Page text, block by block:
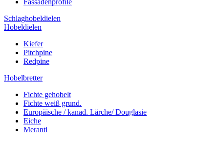
Fassadenprofile
Schlaghobeldielen
Hobeldielen
Kiefer
Pitchpine
Redpine
Hobelbretter
Fichte gehobelt
Fichte weiß grund.
Europäische / kanad. Lärche/ Douglasie
Eiche
Meranti